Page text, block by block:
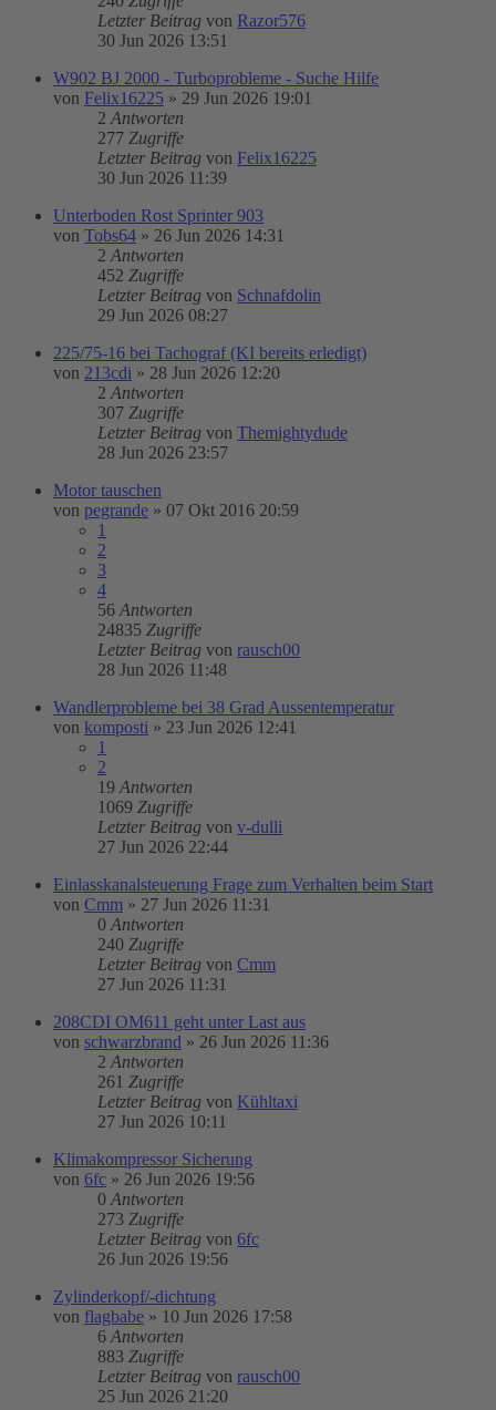
Letzter Beitrag von Razor576
30 Jun 2026 13:51
W902 BJ 2000 - Turboprobleme - Suche Hilfe
von Felix16225 » 29 Jun 2026 19:01
2 Antworten
277 Zugriffe
Letzter Beitrag von Felix16225
30 Jun 2026 11:39
Unterboden Rost Sprinter 903
von Tobs64 » 26 Jun 2026 14:31
2 Antworten
452 Zugriffe
Letzter Beitrag von Schnafdolin
29 Jun 2026 08:27
225/75-16 bei Tachograf (KI bereits erledigt)
von 213cdi » 28 Jun 2026 12:20
2 Antworten
307 Zugriffe
Letzter Beitrag von Themightydude
28 Jun 2026 23:57
Motor tauschen
von pegrande » 07 Okt 2016 20:59
1
2
3
4
56 Antworten
24835 Zugriffe
Letzter Beitrag von rausch00
28 Jun 2026 11:48
Wandlerprobleme bei 38 Grad Aussentemperatur
von komposti » 23 Jun 2026 12:41
1
2
19 Antworten
1069 Zugriffe
Letzter Beitrag von v-dulli
27 Jun 2026 22:44
Einlasskanalsteuerung Frage zum Verhalten beim Start
von Cmm » 27 Jun 2026 11:31
0 Antworten
240 Zugriffe
Letzter Beitrag von Cmm
27 Jun 2026 11:31
208CDI OM611 geht unter Last aus
von schwarzbrand » 26 Jun 2026 11:36
2 Antworten
261 Zugriffe
Letzter Beitrag von Kühltaxi
27 Jun 2026 10:11
Klimakompressor Sicherung
von 6fc » 26 Jun 2026 19:56
0 Antworten
273 Zugriffe
Letzter Beitrag von 6fc
26 Jun 2026 19:56
Zylinderkopf/-dichtung
von flagbabe » 10 Jun 2026 17:58
6 Antworten
883 Zugriffe
Letzter Beitrag von rausch00
25 Jun 2026 21:20